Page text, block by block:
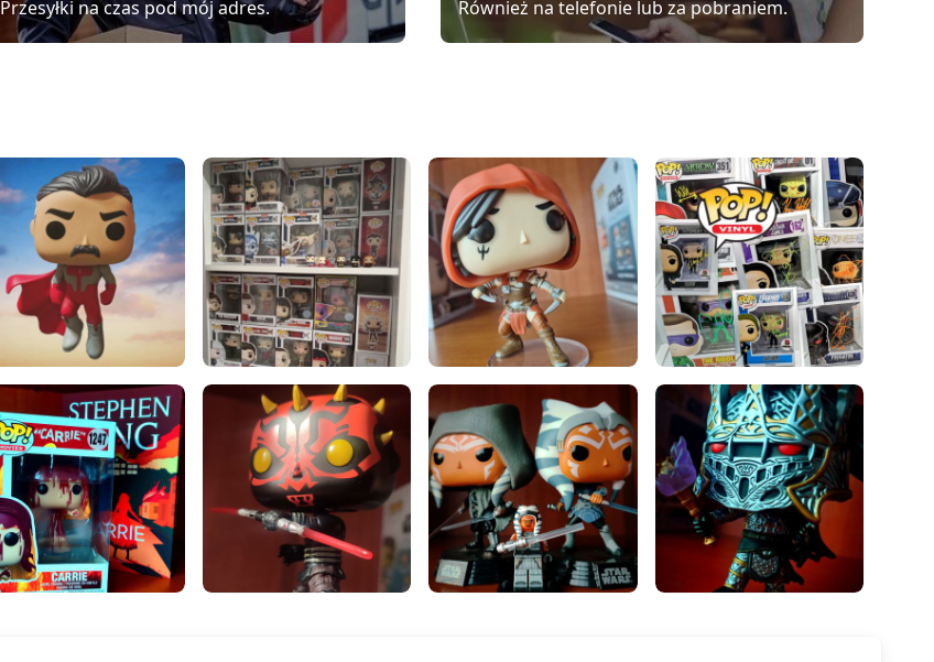
Przesyłki na czas pod mój adres. Również na telefonie lub za pobraniem.